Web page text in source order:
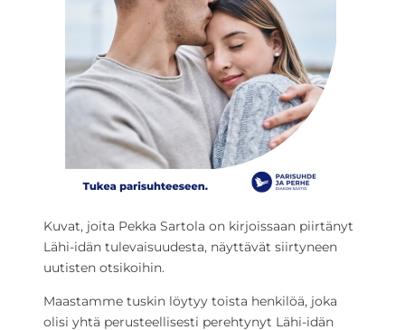
Kuvat, joita Pekka Sartola on kirjoissaan piirtänyt
Lähi-idän tulevaisuudesta, näyttävät siirtyneen
uutisten otsikoihin.
Maastamme tuskin löytyy toista henkilöä, joka
olisi yhtä perusteellisesti perehtynyt Lähi-idän